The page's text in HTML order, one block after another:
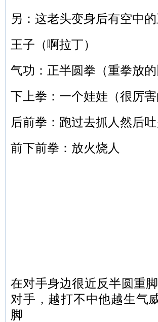
另：这老头变身后有空中
王子（啊拉丁）
气功：正半圆拳（重拳放的
下上拳：一个娃娃（很厉
后前拳：跑过去抓人然后
前下前拳：放火烧人
在对手身边很近反半圆重
对手，越打不中他越生气
脚